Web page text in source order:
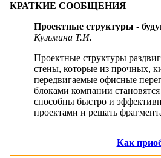
КРАТКИЕ СООБЩЕНИЯ
Проектные структуры -
Кузьмина Т.И.
Проектные структуры
стены, которые из прочных,
передвигаемые офисные
блоками компании
способны быстро и
проектами и решать
Как